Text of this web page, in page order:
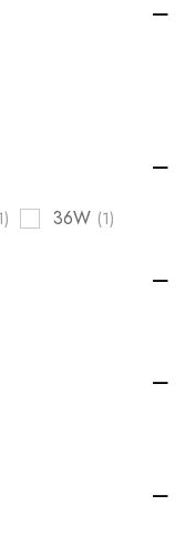
36W (1)